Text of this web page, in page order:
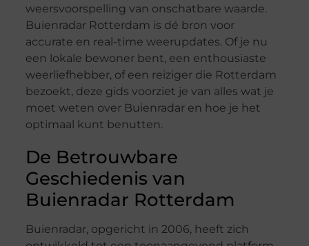
weersvoorspelling van onschatbare waarde.
Buienradar Rotterdam is dé bron voor
accurate en real-time weerupdates. Of je nu
een lokale bewoner bent, een enthousiaste
weerliefhebber, of een reiziger die Rotterdam
bezoekt, deze gids voorziet je van alles wat je
moet weten over Buienradar en hoe je het
optimaal kunt benutten.
De Betrouwbare
Geschiedenis van
Buienradar Rotterdam
Buienradar, opgericht in 2006, heeft zich